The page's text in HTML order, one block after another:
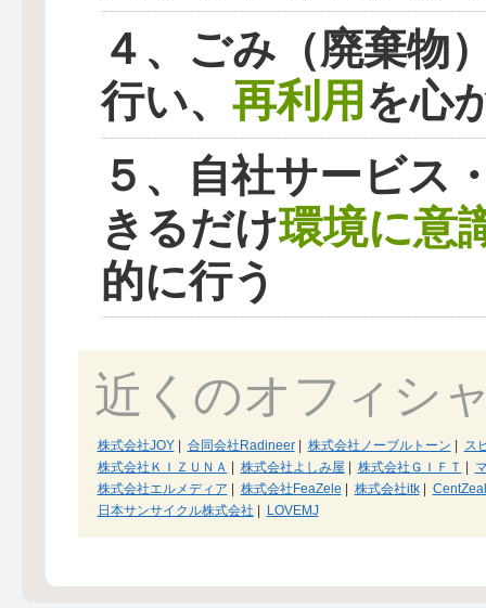
４、ごみ（廃棄物
行い、 再利用 を心
５、自社サービス
きるだけ環境に意
的に行う
近くのオフィシ
株式会社JOY| 合同会社Radineer| 株式会社ノーブルトーン | ス
株式会社ＫＩＺＵＮＡ | 株式会社よしみ屋 | 株式会社ＧＩＦＴ |
株式会社エルメディア | 株式会社FeaZele | 株式会社itk|
日本サンサイクル株式会社 | LOVEMJ